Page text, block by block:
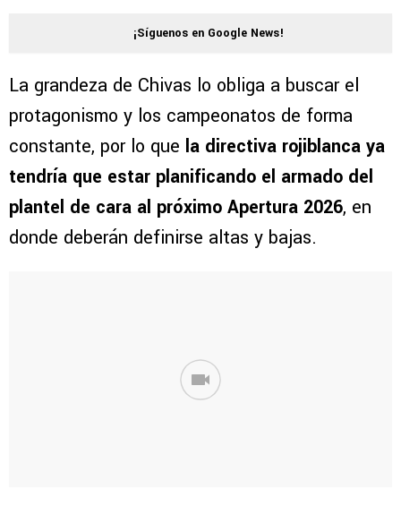
¡Síguenos en Google News!
La grandeza de Chivas lo obliga a buscar el
protagonismo y los campeonatos de forma
constante, por lo que la directiva rojiblanca ya
tendría que estar planificando el armado del
plantel de cara al próximo Apertura 2026, en
donde deberán definirse altas y bajas.